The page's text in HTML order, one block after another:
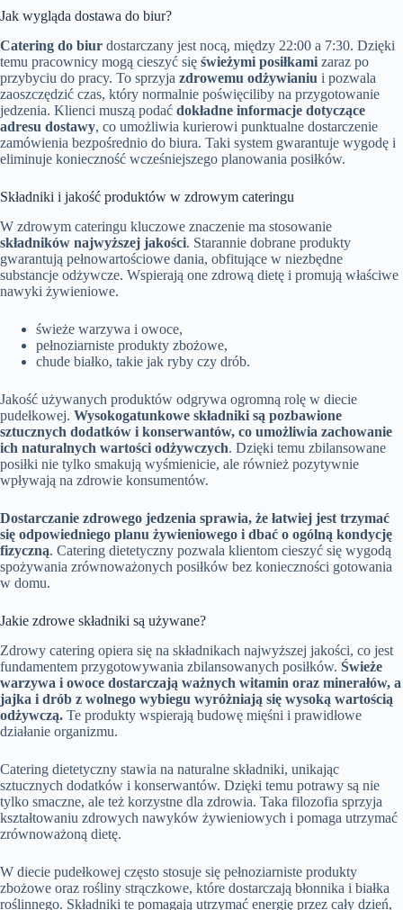
Jak wygląda dostawa do biur?
Catering do biur dostarczany jest nocą, między 22:00 a 7:30. Dzięki
temu pracownicy mogą cieszyć się świeżymi posiłkami zaraz po
przybyciu do pracy. To sprzyja zdrowemu odżywianiu i pozwala
zaoszczędzić czas, który normalnie poświęciliby na przygotowanie
jedzenia. Klienci muszą podać dokładne informacje dotyczące
adresu dostawy, co umożliwia kurierowi punktualne dostarczenie
zamówienia bezpośrednio do biura. Taki system gwarantuje wygodę i
eliminuje konieczność wcześniejszego planowania posiłków.
Składniki i jakość produktów w zdrowym cateringu
W zdrowym cateringu kluczowe znaczenie ma stosowanie
składników najwyższej jakości. Starannie dobrane produkty
gwarantują pełnowartościowe dania, obfitujące w niezbędne
substancje odżywcze. Wspierają one zdrową dietę i promują właściwe
nawyki żywieniowe.
świeże warzywa i owoce,
pełnoziarniste produkty zbożowe,
chude białko, takie jak ryby czy drób.
Jakość używanych produktów odgrywa ogromną rolę w diecie
pudełkowej. Wysokogatunkowe składniki są pozbawione
sztucznych dodatków i konserwantów, co umożliwia zachowanie
ich naturalnych wartości odżywczych. Dzięki temu zbilansowane
posiłki nie tylko smakują wyśmienicie, ale również pozytywnie
wpływają na zdrowie konsumentów.
Dostarczanie zdrowego jedzenia sprawia, że łatwiej jest trzymać
się odpowiedniego planu żywieniowego i dbać o ogólną kondycję
fizyczną. Catering dietetyczny pozwala klientom cieszyć się wygodą
spożywania zrównoważonych posiłków bez konieczności gotowania
w domu.
Jakie zdrowe składniki są używane?
Zdrowy catering opiera się na składnikach najwyższej jakości, co jest
fundamentem przygotowywania zbilansowanych posiłków. Świeże
warzywa i owoce dostarczają ważnych witamin oraz minerałów, a
jajka i drób z wolnego wybiegu wyróżniają się wysoką wartością
odżywczą. Te produkty wspierają budowę mięśni i prawidłowe
działanie organizmu.
Catering dietetyczny stawia na naturalne składniki, unikając
sztucznych dodatków i konserwantów. Dzięki temu potrawy są nie
tylko smaczne, ale też korzystne dla zdrowia. Taka filozofia sprzyja
kształtowaniu zdrowych nawyków żywieniowych i pomaga utrzymać
zrównoważoną dietę.
W diecie pudełkowej często stosuje się pełnoziarniste produkty
zbożowe oraz rośliny strączkowe, które dostarczają błonnika i białka
roślinnego. Składniki te pomagają utrzymać energię przez cały dzień,